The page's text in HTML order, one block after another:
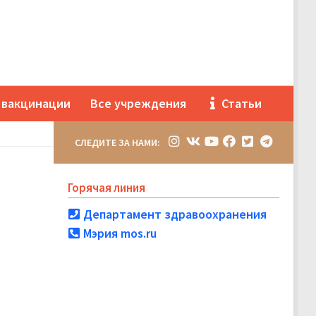
вакцинации Все учреждения Статьи
СЛЕДИТЕ ЗА НАМИ:
Горячая линия
Департамент здравоохранения
Мэрия mos.ru